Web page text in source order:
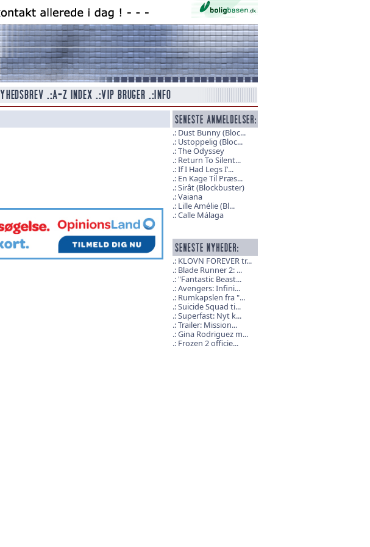
Dust Bunny (Bloc...
Ustoppelig (Bloc...
The Odyssey
Return To Silent...
If I Had Legs I’...
En Kage Til Præs...
Sirât (Blockbuster)
Vaiana
Lille Amélie (Bl...
Calle Málaga
KLOVN FOREVER tr...
Blade Runner 2: ...
"Fantastic Beast...
Avengers: Infini...
Rumkapslen fra "...
Suicide Squad ti...
Superfast: Nyt k...
Trailer: Mission...
Gina Rodriguez m...
Frozen 2 officie...